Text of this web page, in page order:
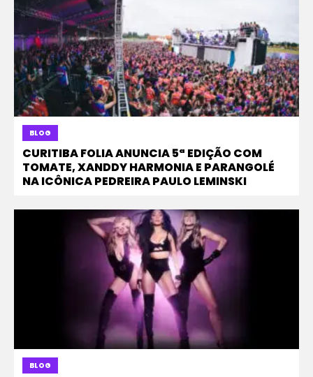
BLOG
CURITIBA FOLIA ANUNCIA 5ª EDIÇÃO COM
TOMATE, XANDDY HARMONIA E PARANGOLÉ
NA ICÔNICA PEDREIRA PAULO LEMINSKI
BLOG